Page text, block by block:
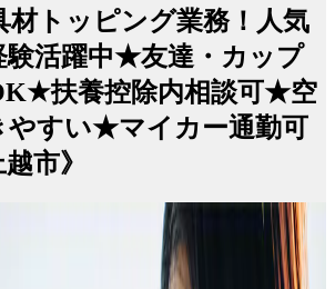
材トッピング業務！人気
活躍中★友達・カップ
扶養控除内相談可★空
やすい★マイカー通勤可
市》